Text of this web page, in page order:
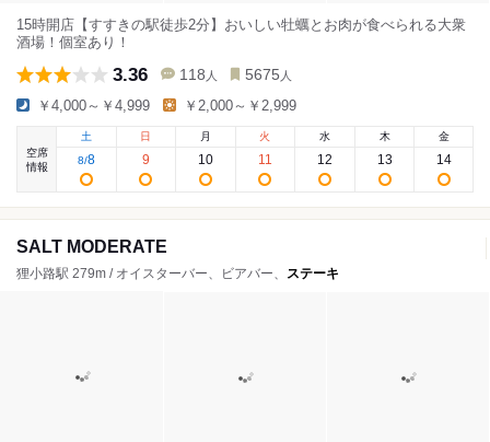
15時開店【すすきの駅徒歩2分】おいしい牡蠣とお肉が食べられる大衆
酒場！個室あり！
3.36 118 人 5675 人
￥4,000～￥4,999 ￥2,000～￥2,999
空席
情報
土
8/8
日
9
月
10
火
11
水
12
木
13
金
14
SALT MODERATE
狸小路駅 279m / オイスターバー、ビアバー、 ステーキ